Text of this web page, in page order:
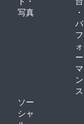
写真
・
パ
フ
ォ
ー
マ
ン
ス
ソー
シャ